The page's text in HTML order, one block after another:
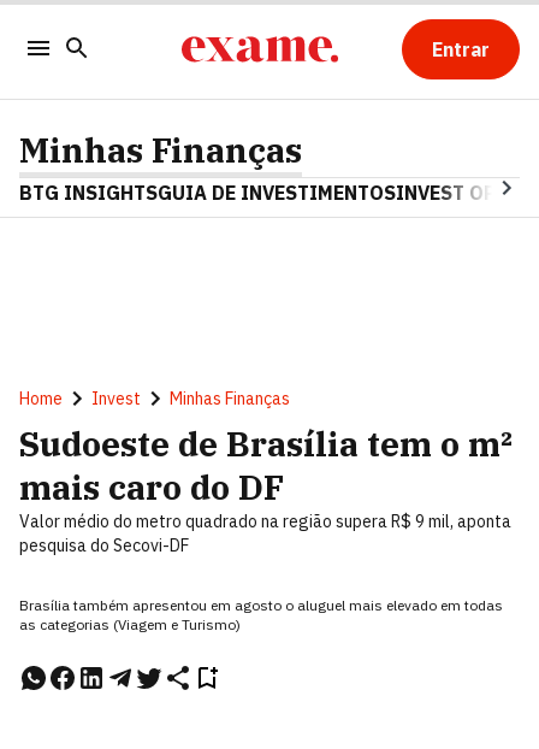
Entrar
Minhas Finanças
BTG INSIGHTSGUIA DE INVESTIMENTOSINVEST OPINA
Home Invest Minhas Finanças
Sudoeste de Brasília tem o m²
mais caro do DF
Valor médio do metro quadrado na região supera R$ 9 mil, aponta
pesquisa do Secovi-DF
Brasília também apresentou em agosto o aluguel mais elevado em todas
as categorias (Viagem e Turismo)